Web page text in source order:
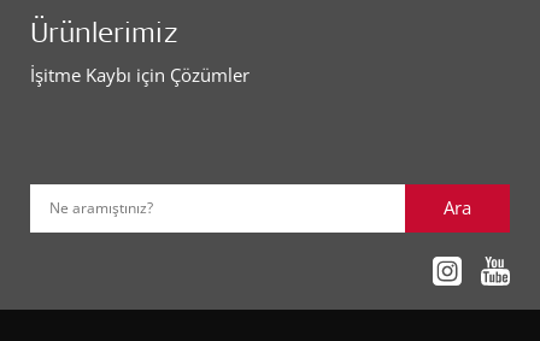
Ürünlerimiz
İşitme Kaybı için Çözümler
Ne aramıştınız? Ara